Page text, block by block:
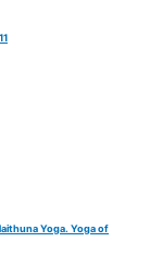
Yoga. Yoga of